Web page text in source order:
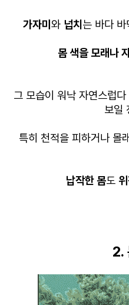
가자미 와 넙치 는 바다 바
몸 색을 모래나
그 모습이 워낙 자연스럽
보일
특히 천적을 피하거나 몰
납작한 몸도
2.